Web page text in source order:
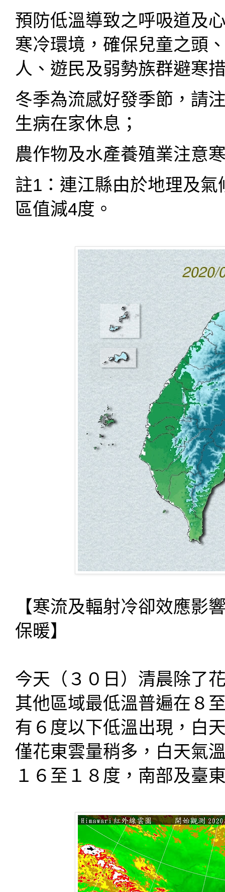
預防低溫導致之呼吸道及
寒冷環境，確保兒童之頭
人、遊民及弱勢族群避寒
冬季為流感好發季節，請
生病在家休息；
農作物及水產養殖業注意
註1：連江縣由於地理及
區值減4度。
【寒流及輻射冷卻效應影
保暖】
今天（３０日）清晨除了
其他區域最低溫普遍在８
有６度以下低溫出現，白
僅花東雲量稍多，白天氣
１６至１８度，南部及臺